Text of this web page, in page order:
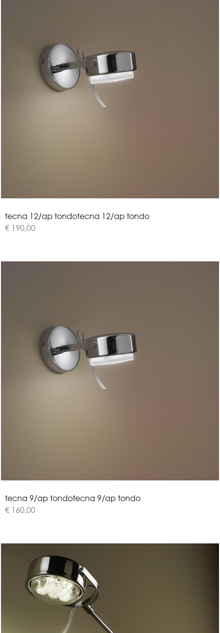
tecna 12/ap tondotecna 12/ap tondo
€ 190,00
tecna 9/ap tondotecna 9/ap tondo
€ 160,00